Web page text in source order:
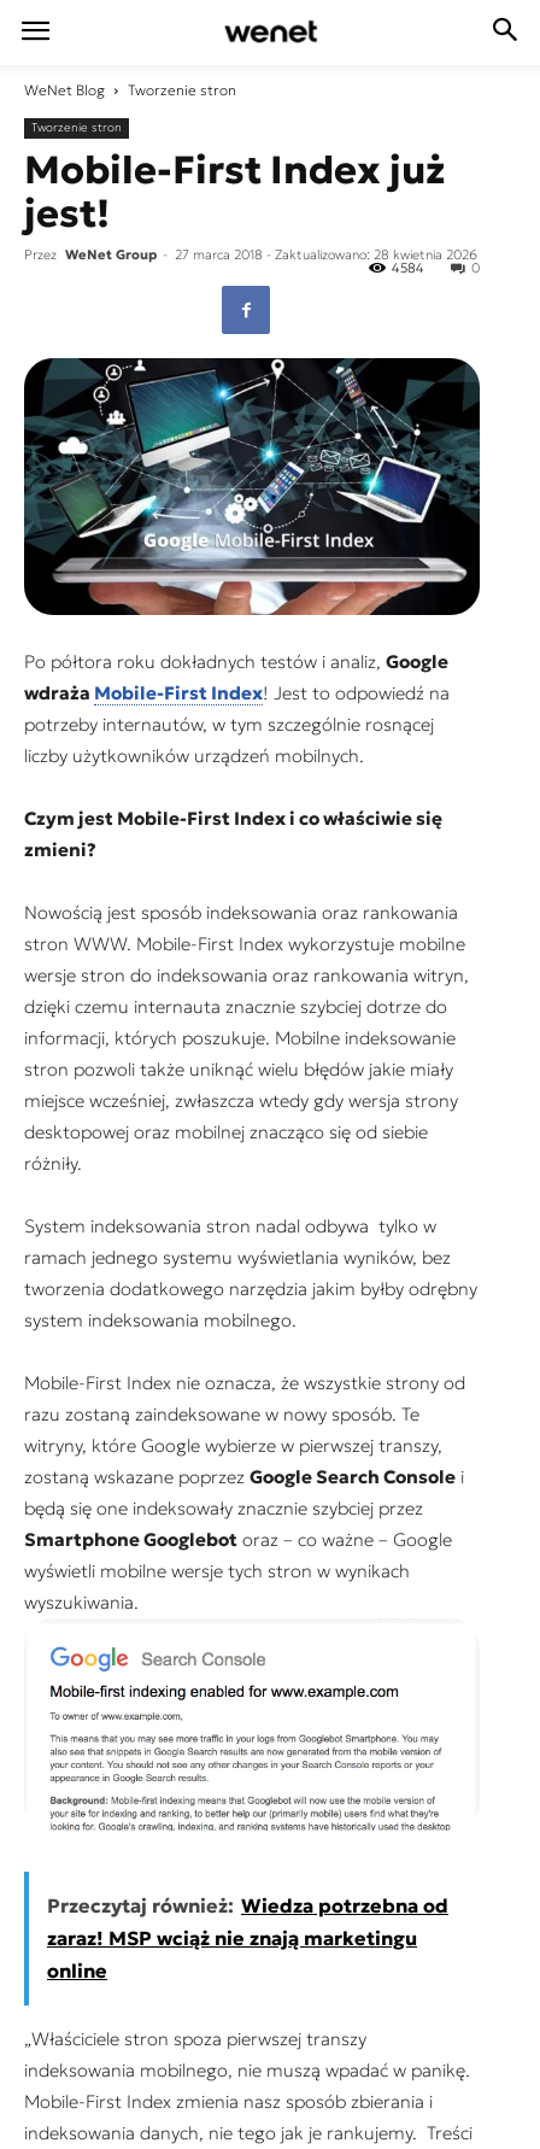
WeNet Blog Tworzenie stron
Tworzenie stron
Mobile-First Index już
jest!
Przez WeNet Group - 27 marca 2018 - Zaktualizowano: 28 kwietnia 2026
0
4584
Po półtora roku dokładnych testów i analiz, Google
wdraża Mobile-First Index! Jest to odpowiedź na
potrzeby internautów, w tym szczególnie rosnącej
liczby użytkowników urządzeń mobilnych.
Czym jest Mobile-First Index i co właściwie się
zmieni?
Nowością jest sposób indeksowania oraz rankowania
stron WWW. Mobile-First Index wykorzystuje mobilne
wersje stron do indeksowania oraz rankowania witryn,
dzięki czemu internauta znacznie szybciej dotrze do
informacji, których poszukuje. Mobilne indeksowanie
stron pozwoli także uniknąć wielu błędów jakie miały
miejsce wcześniej, zwłaszcza wtedy gdy wersja strony
desktopowej oraz mobilnej znacząco się od siebie
różniły.
System indeksowania stron nadal odbywa tylko w
ramach jednego systemu wyświetlania wyników, bez
tworzenia dodatkowego narzędzia jakim byłby odrębny
system indeksowania mobilnego.
Mobile-First Index nie oznacza, że wszystkie strony od
razu zostaną zaindeksowane w nowy sposób. Te
witryny, które Google wybierze w pierwszej transzy,
zostaną wskazane poprzez Google Search Console i
będą się one indeksowały znacznie szybciej przez
Smartphone Googlebot oraz – co ważne – Google
wyświetli mobilne wersje tych stron w wynikach
wyszukiwania.
Przeczytaj również: Wiedza potrzebna od
zaraz! MSP wciąż nie znają marketingu
online
„Właściciele stron spoza pierwszej transzy
indeksowania mobilnego, nie muszą wpadać w panikę.
Mobile-First Index zmienia nasz sposób zbierania i
indeksowania danych, nie tego jak je rankujemy. Treści